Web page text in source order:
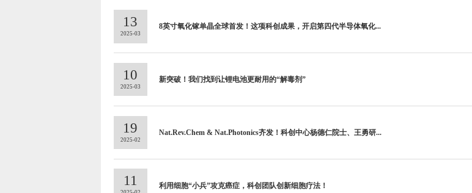
13
2025-03
8英寸氧化镓单晶全球首发！这项科创成果，开启第四代半导体氧化...
10
2025-03
新突破！我们找到让锂电池更耐用的“解毒剂”
19
2025-02
Nat.Rev.Chem & Nat.Photonics齐发！科创中心杨德仁院士、王勇研...
11 利用细胞“小兵”攻克癌症，科创团队创新细胞疗法！